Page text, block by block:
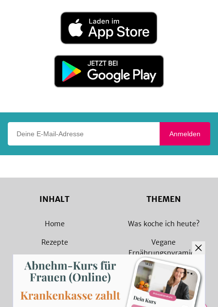
Laden
im
App
Jetzt
Google
Anmelden
INHALT
Home
Rezepte
Magazin
Sammlungen
Rezept Suche
THEMEN
Was koche ich heute?
Vegane
Ernährungspyramide
Vegane Rezepte
Vegetarische Rezepte